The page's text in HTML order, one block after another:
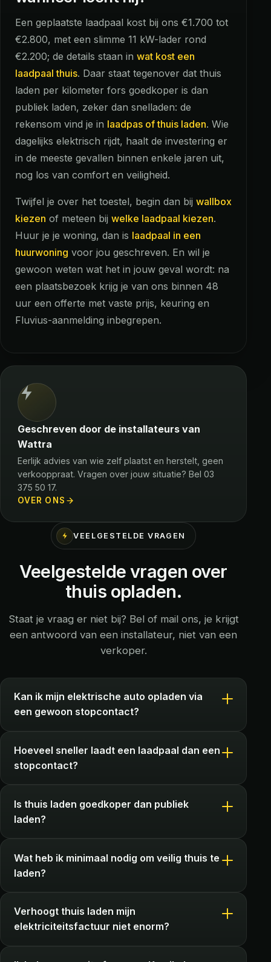
Een geplaatste laadpaal kost bij ons €1.700 tot
€2.800, met een slimme 11 kW-lader rond
€2.200; de details staan in wat kost een
laadpaal thuis. Daar staat tegenover dat thuis
laden per kilometer fors goedkoper is dan
publiek laden, zeker dan snelladen: de
rekensom vind je in laadpas of thuis laden. Wie
dagelijks elektrisch rijdt, haalt de investering er
in de meeste gevallen binnen enkele jaren uit,
nog los van comfort en veiligheid.
Twijfel je over het toestel, begin dan bij wallbox
kiezen of meteen bij welke laadpaal kiezen.
Huur je je woning, dan is laadpaal in een
huurwoning voor jou geschreven. En wil je
gewoon weten wat het in jouw geval wordt: na
een plaatsbezoek krijg je van ons binnen 48
uur een offerte met vaste prijs, keuring en
Fluvius-aanmelding inbegrepen.
Geschreven door de installateurs van
Wattra
Eerlijk advies van wie zelf plaatst en herstelt, geen
verkooppraat. Vragen over jouw situatie? Bel 03
375 50 17.
OVER ONS
VEELGESTELDE VRAGEN
Veelgestelde vragen over
thuis opladen.
Staat je vraag er niet bij? Bel of mail ons, je krijgt
een antwoord van een installateur, niet van een
verkoper.
Kan ik mijn elektrische auto opladen via
een gewoon stopcontact?
Hoeveel sneller laadt een laadpaal dan een
stopcontact?
Is thuis laden goedkoper dan publiek
laden?
Wat heb ik minimaal nodig om veilig thuis te
laden?
Verhoogt thuis laden mijn
elektriciteitsfactuur niet enorm?